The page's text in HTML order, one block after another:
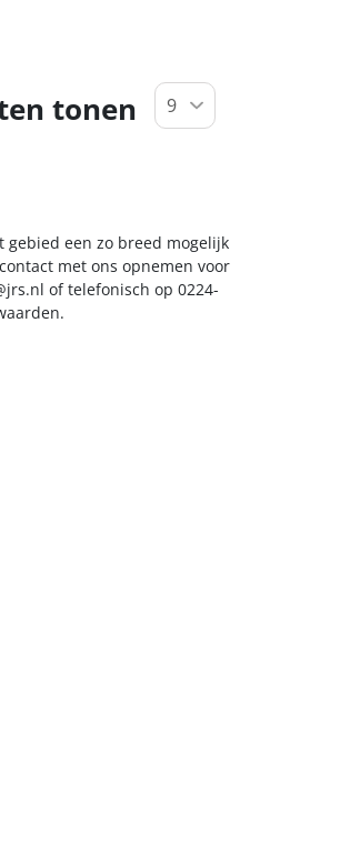
tonen
gebied een zo breed mogelijk
met ons opnemen voor
of telefonisch op 0224-